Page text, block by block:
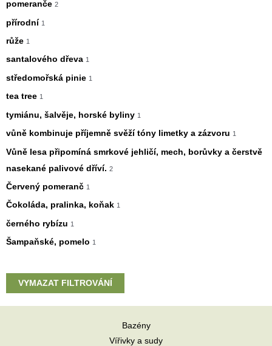
pomeranče 2
přírodní 1
růže 1
santalového dřeva 1
středomořská pinie 1
tea tree 1
tymiánu, šalvěje, horské byliny 1
vůně kombinuje příjemně svěží tóny limetky a zázvoru 1
Vůně lesa připomíná smrkové jehličí, mech, borůvky a čerstvě
nasekané palivové dříví. 2
Červený pomeranč 1
Čokoláda, pralinka, koňak 1
černého rybízu 1
Šampaňské, pomelo 1
VYMAZAT FILTROVÁNÍ
Bazény
Vířivky a sudy